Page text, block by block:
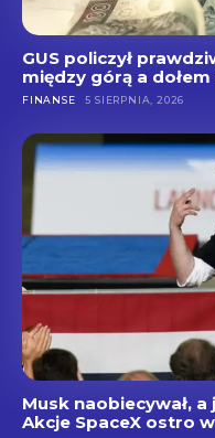
GUS policzył
między górą a
FINANSE 5 SIERPNIA, 2026
Musk naobiecywał,
Akcje SpaceX ostro